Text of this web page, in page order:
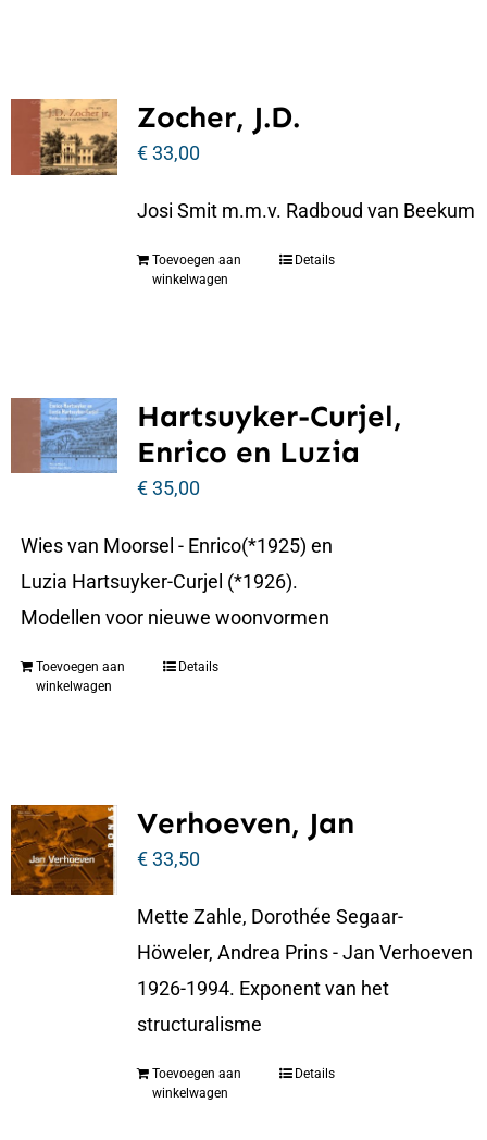
Zocher, J.D.
€33,00
Josi Smit m.m.v. Radboud van Beekum
Toevoegen aan
winkelwagen
Details
Hartsuyker-Curjel,
Enrico en Luzia
€35,00
Wies van Moorsel - Enrico(*1925) en
Luzia Hartsuyker-Curjel (*1926).
Modellen voor nieuwe woonvormen
Toevoegen aan
winkelwagen
Details
Verhoeven, Jan
€33,50
Mette Zahle, Dorothée Segaar-
Höweler, Andrea Prins - Jan Verhoeven
1926-1994. Exponent van het
structuralisme
Toevoegen aan
winkelwagen
Details